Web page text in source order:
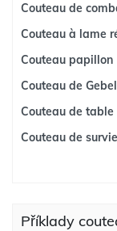
Couteau de
Couteau à lame
Couteau papillon
Couteau de
Couteau de table
Couteau de survie
Příklady